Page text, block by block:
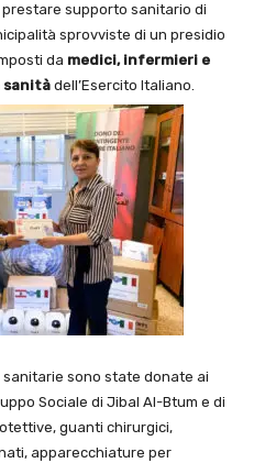
supporto sanitario di
sprovviste di un presidio
da medici, infermieri e
sanità dell’Esercito Italiano.
sono state donate ai
Sociale di Jibal Al-Btum e di
guanti chirurgici,
apparecchiature per